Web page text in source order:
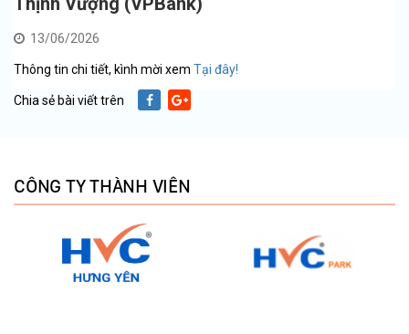
13/06/2026
Thông tin chi tiết, kình mời xem Tại đây!
Chia sẻ bài viết trên
CÔNG TY THÀNH VIÊN